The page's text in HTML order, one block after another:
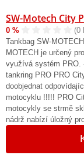
SW-Motech City
0 %
(0
Tankbag SW-
MOTECH je určený
využívá systém PRO.
tankring PRO PRO
doobjednat
motocyklu !!!!! PRO
motocykly se strmě
nádrž nabízí úložný